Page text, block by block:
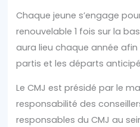
Chaque jeune s’engage
renouvelable 1 fois sur la
aura lieu chaque année
partis et les départs
Le CMJ est présidé par le
responsabilité des
responsables du CMJ au